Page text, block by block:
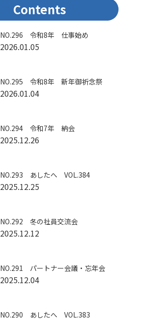
Contents
NO.296 令和8年 仕事始め
2026.01.05
NO.295 令和8年 新年御祈念祭
2026.01.04
NO.294 令和7年 納会
2025.12.26
NO.293 あしたへ VOL.384
2025.12.25
NO.292 冬の社員交流会
2025.12.12
NO.291 パートナー会議・忘年会
2025.12.04
NO.290 あしたへ VOL.383